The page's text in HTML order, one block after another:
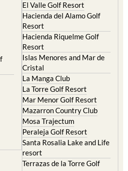
El Valle Golf Resort
Hacienda del Alamo Golf
Resort
Hacienda Riquelme Golf
Resort
Islas Menores and Mar de
Cristal
La Manga Club
La Torre Golf Resort
Mar Menor Golf Resort
Mazarron Country Club
Mosa Trajectum
Peraleja Golf Resort
Santa Rosalia Lake and Life
resort
Terrazas de la Torre Golf